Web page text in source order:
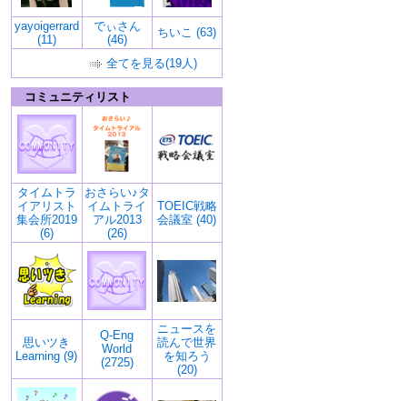
yayoigerrard
(11)
でぃさん
(46)
ちいこ (63)
全てを見る(19人)
コミュニティリスト
タイムトラ
イアリスト
集会所2019
(6)
おさらい♪タ
イムトライ
アル2013
(26)
TOEIC戦略
会議室 (40)
思いツき
Learning (9)
Q-Eng
World
(2725)
ニュースを
読んで世界
を知ろう
(20)